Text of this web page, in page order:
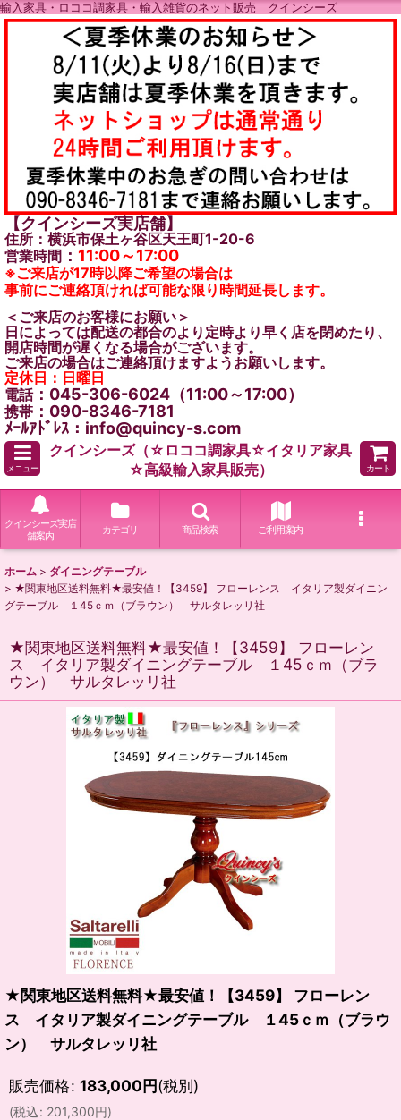
輸入家具・ロココ調家具・輸入雑貨のネット販売 クインシーズ
【クインシーズ実店舗】
住所：横浜市保土ヶ谷区天王町1-20-6
営業時間 ： 11:00～17:00
※ご来店が17時以降ご希望の場合は
事前にご連絡頂ければ可能な限り時間延長します。
＜ご来店のお客様にお願い＞
日によっては配送の都合のより定時より早く店を閉めたり、
開店時間が遅くなる場合がございます。
ご来店の場合はご連絡頂けますようお願いします。
定休日：日曜日
電話：045-306-6024（11:00～17:00）
携帯 ：090-8346-7181
ﾒｰﾙｱﾄﾞﾚｽ：info@quincy-s.com
メニュー
クインシーズ（☆ロココ調家具☆イタリア家具
☆高級輸入家具販売）
カート
クインシーズ実店
舗案内
カテゴリ 商品検索 ご利用案内
ホーム > ダイニングテーブル
> ★関東地区送料無料★最安値！【3459】 フローレンス イタリア製ダイニン
グテーブル １45ｃｍ（ブラウン） サルタレッリ社
★関東地区送料無料★最安値！【3459】 フローレン
ス イタリア製ダイニングテーブル １45ｃｍ（ブラ
ウン） サルタレッリ社
★関東地区送料無料★最安値！【3459】 フローレン
ス イタリア製ダイニングテーブル １45ｃｍ（ブラウ
ン） サルタレッリ社
販売価格: 183,000円(税別)
(税込: 201,300円)